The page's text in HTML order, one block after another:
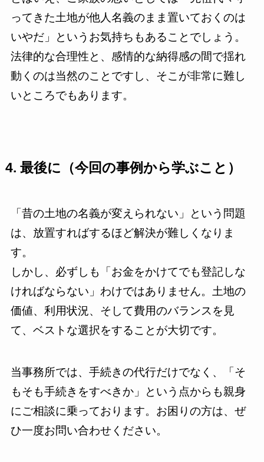
ってきた土地が他人名義のまま置いておくのは
いやだ」というお気持ちもあることでしょう。
法律的な合理性と、感情的な納得感の間で揺れ
動くのは当然のことですし、そこが非常に難し
いところでもあります。
4. 最後に（今回の事例から学ぶこと）
「昔の土地の名義が変えられない」という問題
は、放置すればするほど解決が難しくなりま
す。
しかし、必ずしも「お金をかけてでも登記しな
ければならない」わけではありません。土地の
価値、利用状況、そして費用のバランスを見
て、ベストな選択をすることが大切です。
当事務所では、手続きの代行だけでなく、「そ
もそも手続きをすべきか」という点からも親身
にご相談に乗っております。お困りの方は、ぜ
ひ一度お問い合わせください。